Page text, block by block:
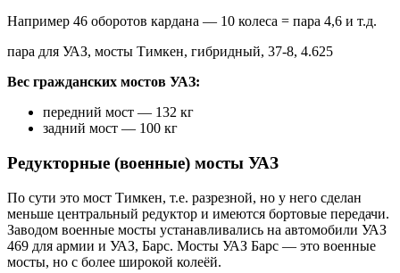
Например 46 оборотов кардана — 10 колеса = пара 4,6 и т.д.
пара для УАЗ, мосты Тимкен, гибридный, 37-8, 4.625
Вес гражданских мостов УАЗ:
передний мост — 132 кг
задний мост — 100 кг
Редукторные (военные) мосты УАЗ
По сути это мост Тимкен, т.е. разрезной, но у него сделан
меньше центральный редуктор и имеются бортовые передачи.
Заводом военные мосты устанавливались на автомобили УАЗ
469 для армии и УАЗ, Барс. Мосты УАЗ Барс — это военные
мосты, но с более широкой колеёй.